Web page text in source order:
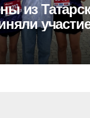
из
марафоне